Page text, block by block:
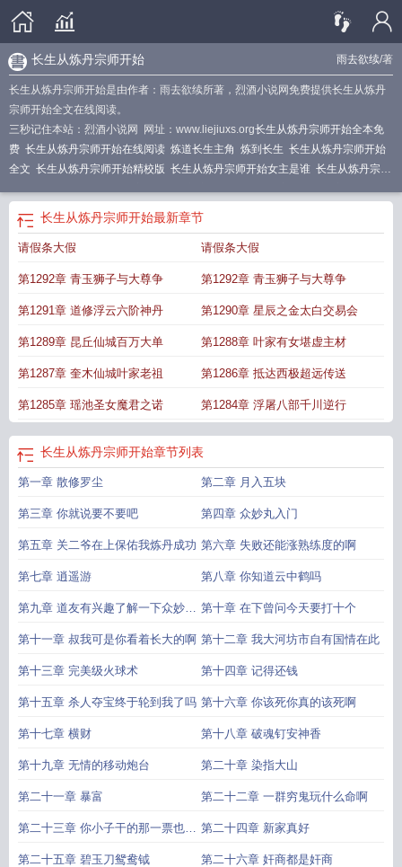
雨去欲续/著
长生从炼丹宗师开始
长生从炼丹宗师开始是由作者：雨去欲续所著，烈酒小说网免费提供长生从炼丹
宗师开始全文在线阅读。
三秒记住本站：烈酒小说网 网址：www.liejiuxs.org长生从炼丹宗师开始全本免
费 长生从炼丹宗师开始在线阅读 炼道长生主角 炼到长生 长生从炼丹宗师开始
全文 长生从炼丹宗师开始精校版 长生从炼丹宗师开始女主是谁 长生从炼丹宗师
丹宗师开始美目书屋
长生从炼丹宗师开始全文免费阅读
TXT八零
笔下长生从炼丹宗师开始TXT 长生从炼丹宗师开始番外
从炼丹宗师开始 起点
长生从炼丹宗师开始全本免费阅读长生从炼丹宗师开始 雨
去欲续从长生开始长生从炼丹宗师开始手打无错字版炼出长生药的我十分
宗师开始笔趣阁在线炼道长生起点 长生从炼丹宗师开始完结了吗长生从炼丹宗
师开始全文免费阅读软件长生从炼丹宗师开始百度百科长生从炼丹宗师开始笔
古长青长生从炼丹宗师开始新笔趣阁 长生从炼丹宗师开始TXT笔趣阁
丹宗师开始笔趣阁无错版长生从炼丹宗师开始贴吧长生从炼丹宗师开始最新章
节免费长生从炼丹宗师开始最新长生从炼丹宗师开始零点
宗师开始雨去欲续长生从炼丹宗师开始TXT免费长生从炼丹宗师开始无错版笔
趣阁从长生功开始无敌诸天 长生从炼丹宗师开始百科长生从炼丹宗师开始无错
版 长生从炼丹宗师开始免费完整版 炼道长生等级划分
长生从大道争锋开始最新
生从炼丹宗师开始起点中文网长生从炼丹宗师开始阅读长生从炼丹宗师开始最
章节长生从炼丹宗师开始起点 长生从炼丹宗师开始 第514章 长生从炼丹宗师开
始最新章节笔趣阁长生从炼丹宗师开始免费阅读软件长生从炼丹宗师开始完整
阁免费阅读无弹窗 长生从炼丹宗师开始-易言阁长生从炼丹宗师开始全文在
线长生从炼丹宗师开始全本 长生从炼丹宗师开始电子书长生从炼丹宗师开始好
从炼丹宗师开始 百度炼体长生路长生从炼丹宗师开始TXT全本长生从炼丹宗师
生从炼丹宗师开始免费
长生从炼丹宗师开始罗尘
长生从炼丹宗师开始有女主
吗长生从炼丹宗师开始有几个女主
长生从炼丹宗师开始最新章节
请假条大假 请假条大假
第1292章 青玉狮子与大尊争 第1292章 青玉狮子与大尊争
第1291章 道修浮云六阶神丹 第1290章 星辰之金太白交易会
第1289章 昆丘仙城百万大单 第1288章 叶家有女堪虚主材
第1287章 奎木仙城叶家老祖 第1286章 抵达西极超远传送
第1285章 瑶池圣女魔君之诺 第1284章 浮屠八部千川逆行
长生从炼丹宗师开始章节列表
第一章 散修罗尘 第二章 月入五块
第三章 你就说要不要吧 第四章 众妙丸入门
第五章 关二爷在上保佑我炼丹成功 第六章 失败还能涨熟练度的啊
第七章 逍遥游 第八章 你知道云中鹤吗
第九章 道友有兴趣了解一下众妙丸
吗
第十章 在下曾问今天要打十个
第十一章 叔我可是你看着长大的啊 第十二章 我大河坊市自有国情在此
第十三章 完美级火球术 第十四章 记得还钱
第十五章 杀人夺宝终于轮到我了吗 第十六章 你该死你真的该死啊
第十七章 横财 第十八章 破魂钉安神香
第十九章 无情的移动炮台 第二十章 染指大山
第二十一章 暴富 第二十二章 一群穷鬼玩什么命啊
第二十三章 你小子干的那一票也不
大啊
第二十四章 新家真好
第二十五章 碧玉刀鸳鸯钺 第二十六章 奸商都是奸商